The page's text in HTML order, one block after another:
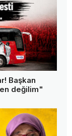
Başkan
değilim"